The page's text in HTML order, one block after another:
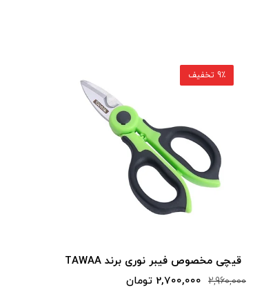
قیچی مخصوص فیبر نوری برند TAWAA
2,960,000 2,700,000 تومان
9٪ تخفیف